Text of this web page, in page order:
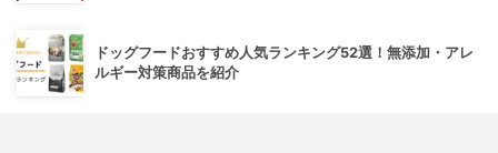
ドッグフードおすすめ人気ランキング52選！無添加・アレ
ルギー対策商品を紹介